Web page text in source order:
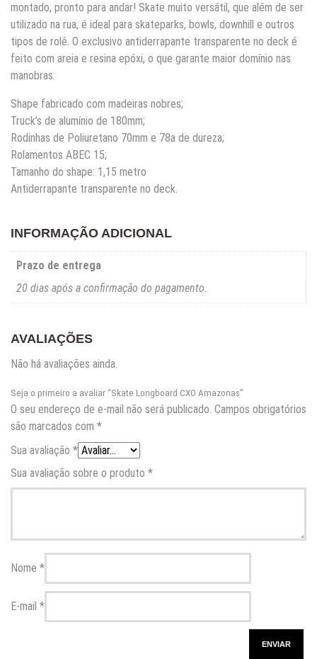
montado, pronto para andar! Skate muito versátil, que além de ser
utilizado na rua, é ideal para skateparks, bowls, downhill e outros
tipos de rolê. O exclusivo antiderrapante transparente no deck é
feito com areia e resina epóxi, o que garante maior domínio nas
manobras.
Shape fabricado com madeiras nobres;
Truck’s de alumínio de 180mm;
Rodinhas de Poliuretano 70mm e 78a de dureza;
Rolamentos ABEC 15;
Tamanho do shape: 1,15 metro
Antiderrapante transparente no deck.
INFORMAÇÃO ADICIONAL
Prazo de entrega
20 dias após a confirmação do pagamento.
AVALIAÇÕES
Não há avaliações ainda.
Seja o primeiro a avaliar “Skate Longboard CXO Amazonas”
O seu endereço de e-mail não será publicado. Campos obrigatórios
são marcados com *
Sua avaliação *
Sua avaliação sobre o produto *
Nome *
E-mail *